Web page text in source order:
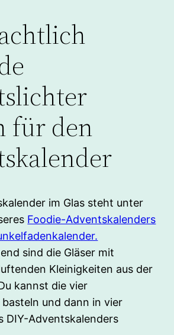
für den
im Glas steht unter
Foodie-Adventskalenders
sind die Gläser mit
Kleinigkeiten aus der
kannst die vier
und dann in vier
DIY-Adventskalenders